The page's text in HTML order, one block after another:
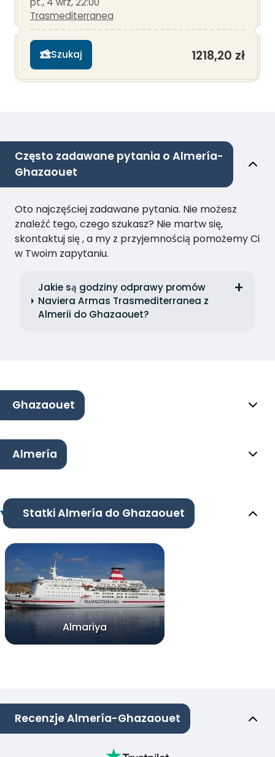
Trasmediterranea
Szukaj 1218,20 zł
Często zadawane pytania o Almería-
Ghazaouet
Oto najczęściej zadawane pytania. Nie możesz
znaleźć tego, czego szukasz? Nie martw się,
skontaktuj się , a my z przyjemnością pomożemy Ci
w Twoim zapytaniu.
Jakie są godziny odprawy promów
Naviera Armas Trasmediterranea z
Almerii do Ghazaouet?
Ghazaouet
Almería
Statki Almería do Ghazaouet
Almariya
Recenzje Almería-Ghazaouet